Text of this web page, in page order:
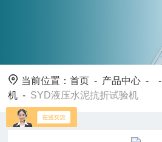
当前位置：首页 - 产品中心 - -
机 - SYD液压水泥抗折试验机